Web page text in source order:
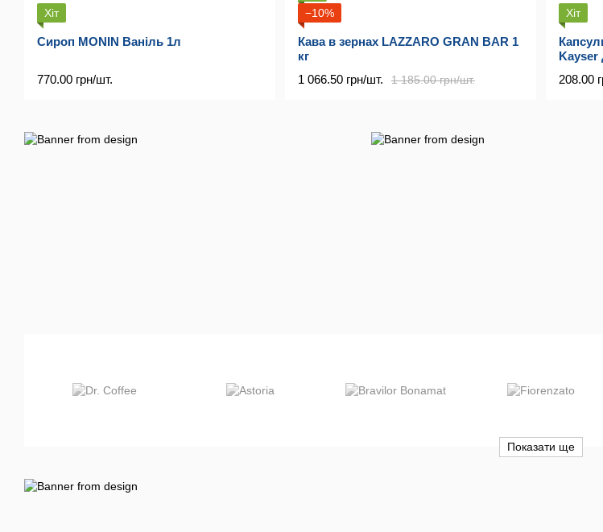
Хіт
Сироп MONIN Ваніль 1л
770.00 грн/шт.
−10%
Кава в зернах LAZZARO GRAN BAR 1
кг
1 185.00 грн/шт.
1 066.50 грн/шт.
Хіт
Kayser
208.00
Показати ще